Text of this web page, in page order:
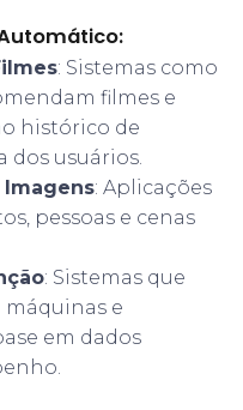
: Sistemas como
filmes e
histórico de
dos usuários.
: Aplicações
pessoas e cenas
: Sistemas que
e
em dados